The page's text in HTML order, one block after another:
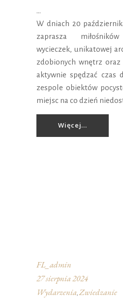
W dniach 20
zaprasza
wycieczek, unikatowej
zdobionych wnętrz
aktywnie spędzać czas
zespole obiektów
miejsc na co dzień
Więcej...
FL_admin
27 sierpnia 2024
Wydarzenia, Zwiedzanie